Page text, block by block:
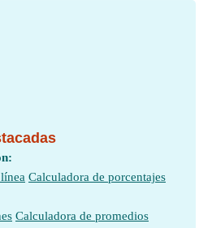
Calculadora de porcentajes
Calculadora de promedios